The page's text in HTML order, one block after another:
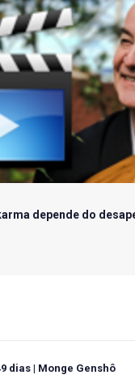
depende do
dias | Monge Genshô